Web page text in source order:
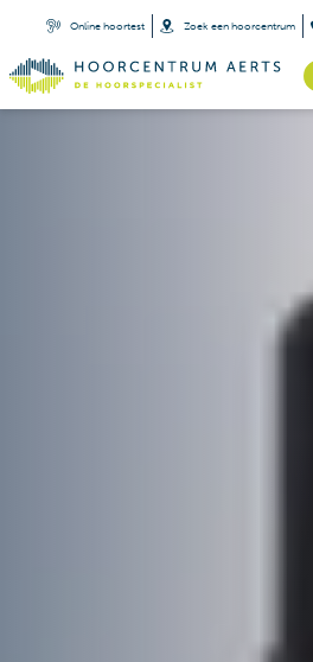
Online hoortest Zoek een hoorcentrum